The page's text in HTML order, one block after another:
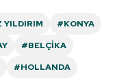
YILDIRIM
#KONYA
#BELÇIKA
#HOLLANDA